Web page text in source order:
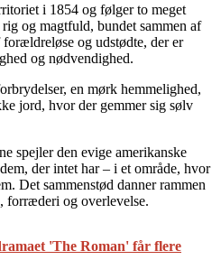
i 1854 og følger to meget
og magtfuld, bundet sammen af
og udstødte, der er
og nødvendighed.
en mørk hemmelighed,
jord, hvor der gemmer sig sølv
spejler den evige amerikanske
der intet har – i et område, hvor
Det sammenstød danner rammen
og overlevelse.
'The Roman' får flere